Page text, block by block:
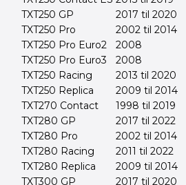
TXT250 GP
2017 til 2020
TXT250 Pro
2002 til 2014
TXT250 Pro Euro2
2008
TXT250 Pro Euro3
2008
TXT250 Racing
2013 til 2020
TXT250 Replica
2009 til 2014
TXT270 Contact
1998 til 2019
TXT280 GP
2017 til 2022
TXT280 Pro
2002 til 2014
TXT280 Racing
2011 til 2022
TXT280 Replica
2009 til 2014
TXT300 GP
2017 til 2020